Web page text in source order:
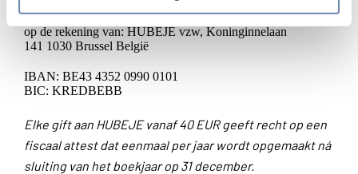
met vermelding "NEPAL: Aardbeving"
op de rekening van: HUBEJE vzw, Koninginnelaan
141 1030 Brussel België
IBAN: BE43 4352 0990 0101
BIC: KREDBEBB
Elke gift aan HUBEJE vanaf 40 EUR geeft recht op een
fiscaal attest dat eenmaal per jaar wordt opgemaakt ná
sluiting van het boekjaar op 31 december.